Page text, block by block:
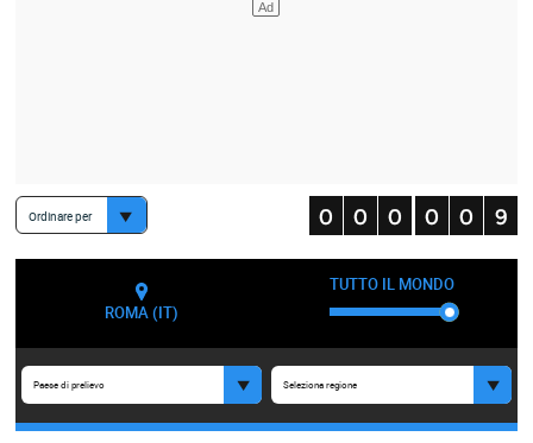
Ordinare per
ROMA (IT)
TUTTO IL MONDO
Paese di prelievo Seleziona regione